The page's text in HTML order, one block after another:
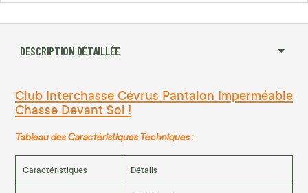
DESCRIPTION DÉTAILLÉE
Club Interchasse Cévrus Pantalon Imperméable
Chasse Devant Soi !
Tableau des Caractéristiques Techniques :
Caractéristiques Détails